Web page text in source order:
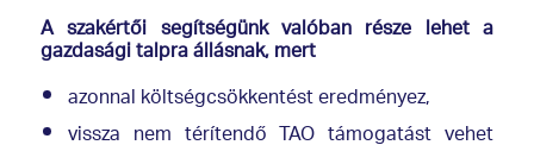
A szakértői segítségünk valóban része lehet a
gazdasági talpra állásnak, mert
azonnal költségcsökkentést eredményez,
vissza nem térítendő TAO támogatást vehet